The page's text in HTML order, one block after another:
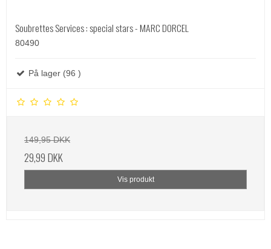
Soubrettes Services : special stars - MARC DORCEL
80490
På lager (96 )
149,95 DKK
29,99 DKK
Vis produkt